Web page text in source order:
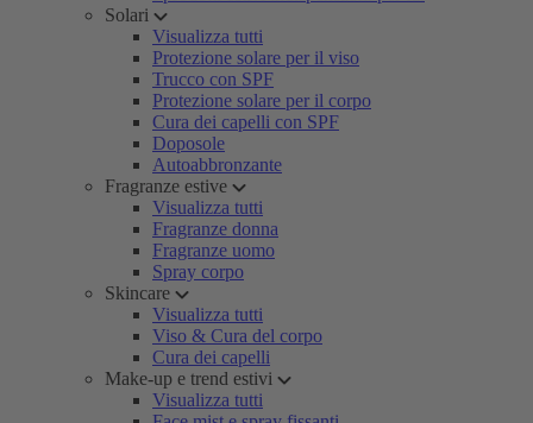
Solari
Visualizza tutti
Protezione solare per il viso
Trucco con SPF
Protezione solare per il corpo
Cura dei capelli con SPF
Doposole
Autoabbronzante
Fragranze estive
Visualizza tutti
Fragranze donna
Fragranze uomo
Spray corpo
Skincare
Visualizza tutti
Viso & Cura del corpo
Cura dei capelli
Make-up e trend estivi
Visualizza tutti